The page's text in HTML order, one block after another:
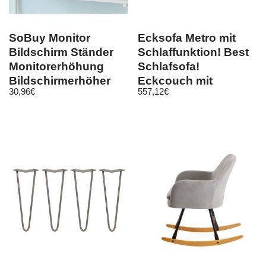
SoBuy Monitor
Bildschirm Ständer
Monitorerhöhung
Bildschirmerhöher
Weiß BBF02-W
30,96€
Ecksofa Metro mit
Schlaffunktion! Best
Schlafsofa!
Eckcouch mit
Bettkasten!
557,12€